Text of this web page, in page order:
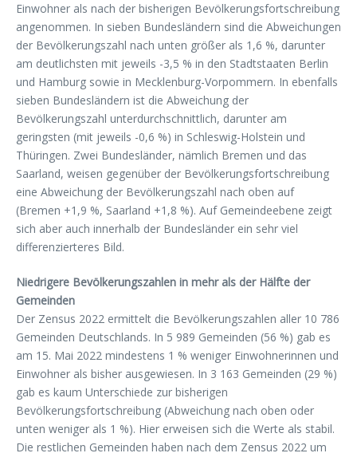
Einwohner als nach der bisherigen Bevölkerungsfortschreibung
angenommen. In sieben Bundesländern sind die Abweichungen
der Bevölkerungszahl nach unten größer als 1,6 %, darunter
am deutlichsten mit jeweils -3,5 % in den Stadtstaaten Berlin
und Hamburg sowie in Mecklenburg-Vorpommern. In ebenfalls
sieben Bundesländern ist die Abweichung der
Bevölkerungszahl unterdurchschnittlich, darunter am
geringsten (mit jeweils -0,6 %) in Schleswig-Holstein und
Thüringen. Zwei Bundesländer, nämlich Bremen und das
Saarland, weisen gegenüber der Bevölkerungsfortschreibung
eine Abweichung der Bevölkerungszahl nach oben auf
(Bremen +1,9 %, Saarland +1,8 %). Auf Gemeindeebene zeigt
sich aber auch innerhalb der Bundesländer ein sehr viel
differenzierteres Bild.
Niedrigere Bevölkerungszahlen in mehr als der Hälfte der
Gemeinden
Der Zensus 2022 ermittelt die Bevölkerungszahlen aller 10 786
Gemeinden Deutschlands. In 5 989 Gemeinden (56 %) gab es
am 15. Mai 2022 mindestens 1 % weniger Einwohnerinnen und
Einwohner als bisher ausgewiesen. In 3 163 Gemeinden (29 %)
gab es kaum Unterschiede zur bisherigen
Bevölkerungsfortschreibung (Abweichung nach oben oder
unten weniger als 1 %). Hier erweisen sich die Werte als stabil.
Die restlichen Gemeinden haben nach dem Zensus 2022 um